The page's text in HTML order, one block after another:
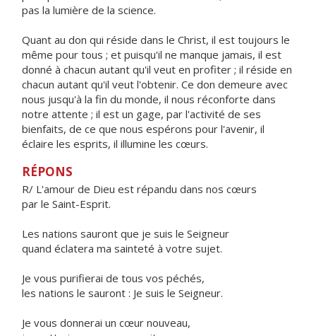
pas la lumière de la science.
Quant au don qui réside dans le Christ, il est toujours le
même pour tous ; et puisqu'il ne manque jamais, il est
donné à chacun autant qu'il veut en profiter ; il réside en
chacun autant qu'il veut l'obtenir. Ce don demeure avec
nous jusqu'à la fin du monde, il nous réconforte dans
notre attente ; il est un gage, par l'activité de ses
bienfaits, de ce que nous espérons pour l'avenir, il
éclaire les esprits, il illumine les cœurs.
RÉPONS
R/ L'amour de Dieu est répandu dans nos cœurs
par le Saint-Esprit.
Les nations sauront que je suis le Seigneur
quand éclatera ma sainteté à votre sujet.
Je vous purifierai de tous vos péchés,
les nations le sauront : Je suis le Seigneur.
Je vous donnerai un cœur nouveau,